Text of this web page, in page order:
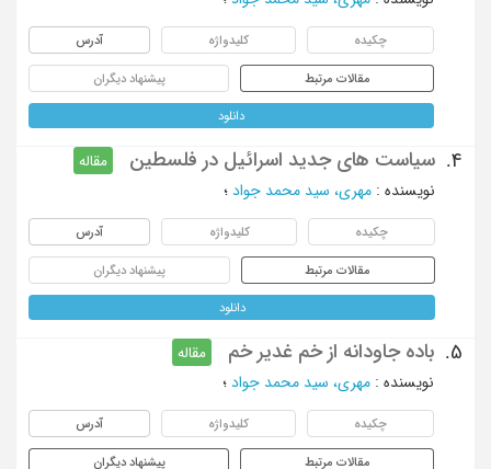
چکیده کلیدواژه آدرس
مقالات مرتبط پیشنهاد دیگران
دانلود
4. سیاست های جدید اسرائیل در فلسطین
مقاله
نویسنده : مهری، سید محمد جواد ؛
چکیده کلیدواژه آدرس
مقالات مرتبط پیشنهاد دیگران
دانلود
5. باده جاودانه از خم غدیر خم
مقاله
نویسنده : مهری، سید محمد جواد ؛
چکیده کلیدواژه آدرس
مقالات مرتبط پیشنهاد دیگران